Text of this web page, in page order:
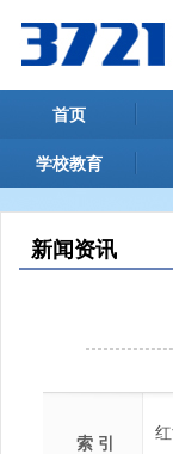
首页
学校教育
新闻资讯
索 引